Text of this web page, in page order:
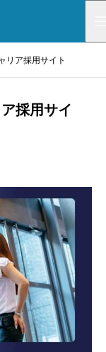
リア採用サイト
採用サイ